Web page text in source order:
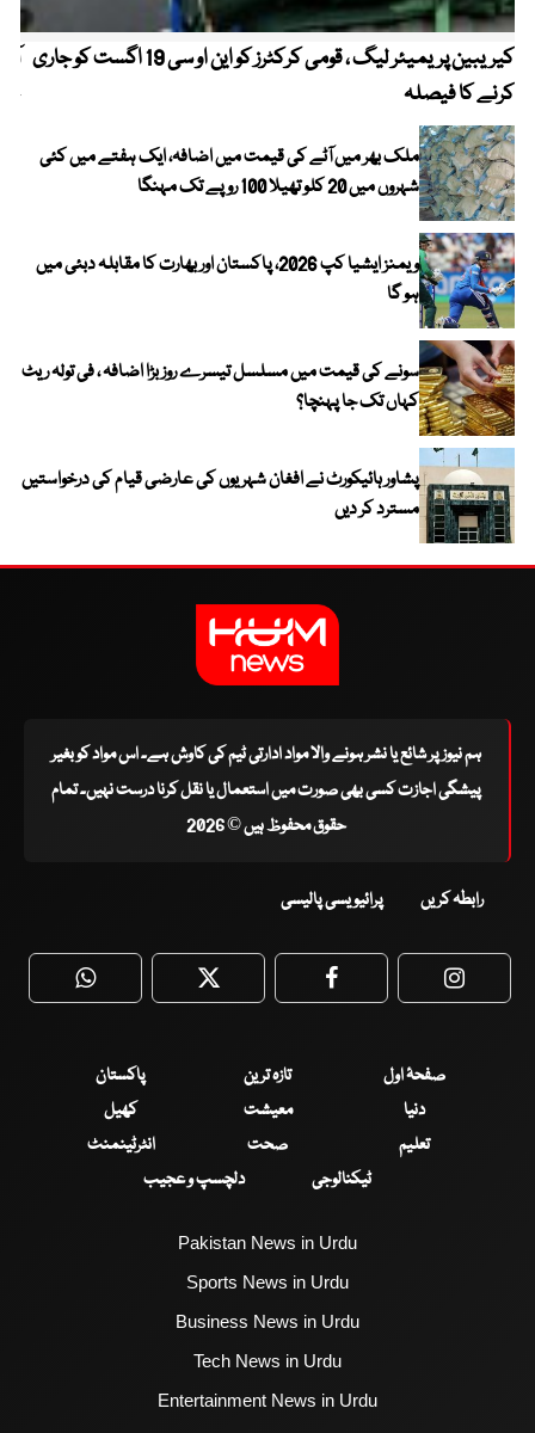
کیریبین پریمیئر لیگ ، قومی کرکٹرز کو این او سی 19 اگست کو جاری
کرنے کا فیصلہ
ملک بھر میں آٹے کی قیمت میں اضافہ، ایک ہفتے میں کئی
شہروں میں 20 کلو تھیلا 100 روپے تک مہنگا
ویمنز ایشیا کپ 2026، پاکستان اور بھارت کا مقابلہ دبئی میں
ہو گا
سونے کی قیمت میں مسلسل تیسرے روز بڑا اضافہ ، فی تولہ ریٹ
کہاں تک جا پہنچا؟
پشاور ہائیکورٹ نے افغان شہریوں کی عارضی قیام کی درخواستیں
مسترد کر دیں
ہم نیوز پر شائع یا نشر ہونے والا مواد ادارتی ٹیم کی کاوش ہے۔ اس مواد کو بغیر
پیشگی اجازت کسی بھی صورت میں استعمال یا نقل کرنا درست نہیں۔ تمام
حقوق محفوظ ہیں © 2026
رابطہ کریں پرائیویسی پالیسی
WhatsApp Twitter Facebook
صفحۂ اول تازہ ترین
پاکستان
دنیا
معیشت
کھیل
تعلیم
صحت
انٹرٹینمنٹ
ٹیکنالوجی
دلچسپ و عجیب
Pakistan News in Urdu
Sports News in Urdu
Business News in Urdu
Tech News in Urdu
Entertainment News in Urdu